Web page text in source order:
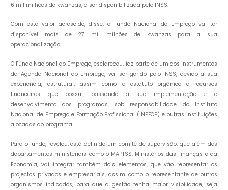
6 mil milhões de kwanzas, a ser disponibilizada pelo INSS.
Com este valor acrescido, disse, o Fundo Nacional do Emprego vai ter
disponível mais de 27 mil milhões de kwanzas para a sua
operacionalização.
O Fundo Nacional do Emprego, esclareceu, faz parte de um dos instrumentos
da Agenda Nacional do Emprego, vai ser gerido pelo INSS, devido a sua
experiência, estrutural, assim como o estatuto orgânico e recursos
financeiros que possui, passando a sua implementação e o
desenvolvimento dos programas, sob responsabilidade do Instituto
Nacional de Emprego e Formação Profissional (INEFOP) e outras instituições
alocadas ao programa.
Para o fundo, revelou, está definido um comité de supervisão, que além dos
departamentos ministeriais como o MAPTSS, Ministérios das Finanças e da
Economia, vai integrar também dois elementos, que vão representar os
projectos privados e empresariais, assim como o representante de outros
organismos indicados, para que a gestão tenha maior visibilidade, seja